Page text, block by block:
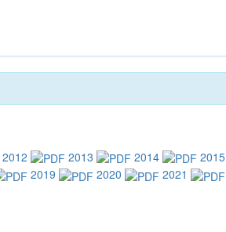
2012 2013 2014
2015
2019 2020 2021